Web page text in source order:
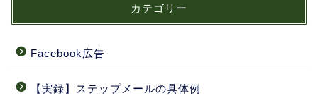
カテゴリー
Facebook広告
【実録】ステップメールの具体例